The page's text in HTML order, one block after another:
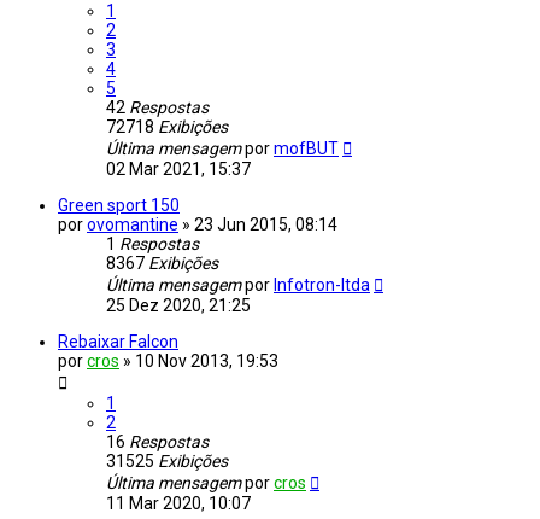
1
2
3
4
5
42 Respostas
72718 Exibições
Última mensagempormofBUT
02 Mar 2021, 15:37
Green sport 150
porovomantine » 23 Jun 2015, 08:14
1 Respostas
8367 Exibições
Última mensagempor Infotron-ltda
25 Dez 2020, 21:25
Rebaixar Falcon
porcros » 10 Nov 2013, 19:53
1
2
16 Respostas
31525 Exibições
Última mensagemporcros
11 Mar 2020, 10:07